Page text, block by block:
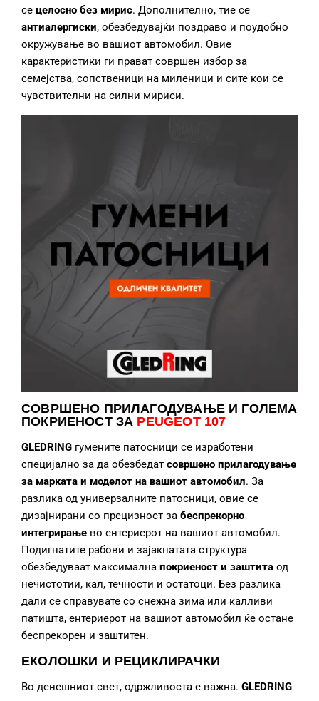
се целосно без мирис. Дополнително, тие се
антиалергиски, обезбедувајќи поздраво и поудобно
окружување во вашиот автомобил. Овие
карактеристики ги прават совршен избор за
семејства, сопственици на миленици и сите кои се
чувствителни на силни мириси.
СОВРШЕНО ПРИЛАГОДУВАЊЕ И ГОЛЕМА
ПОКРИЕНОСТ ЗА PEUGEOT 107
GLEDRING гумените патосници се изработени
специјално за да обезбедат совршено прилагодување
за марката и моделот на вашиот автомобил. За
разлика од универзалните патосници, овие се
дизајнирани со прецизност за беспрекорно
интегрирање во ентериерот на вашиот автомобил.
Подигнатите рабови и зајакнатата структура
обезбедуваат максимална покриеност и заштита од
нечистотии, кал, течности и остатоци. Без разлика
дали се справувате со снежна зима или калливи
патишта, ентериерот на вашиот автомобил ќе остане
беспрекорен и заштитен.
ЕКОЛОШКИ И РЕЦИКЛИРАЧКИ
Во денешниот свет, одржливоста е важна. GLEDRING